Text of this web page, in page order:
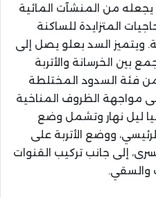
ما يجعله من المنشآت المائية
المتزايدة للساكنة
ويتميز السد بعلو يصل إلى
بين الخرسانة والأتربة
فئة السدود المختلطة
مواجهة الظروف المناخية
ليل نهار وتشمل وضع
ووضع الأتربة على
إلى جانب تركيب القنوات
والسقي.